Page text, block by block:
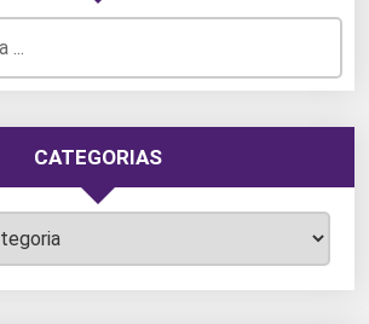
CATEGORIAS